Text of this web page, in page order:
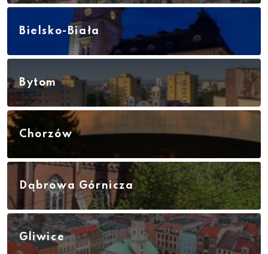
Bielsko-Biała
Bytom
Chorzów
Dąbrowa Górnicza
Gliwice